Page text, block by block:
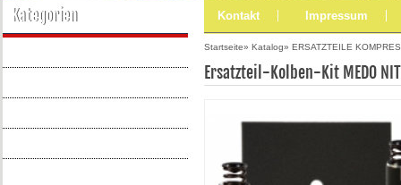
Kategorien Kontakt Impressum
Startseite» Katalog» ERSATZTEILE
Ersatzteil-Kolben-Kit MEDO